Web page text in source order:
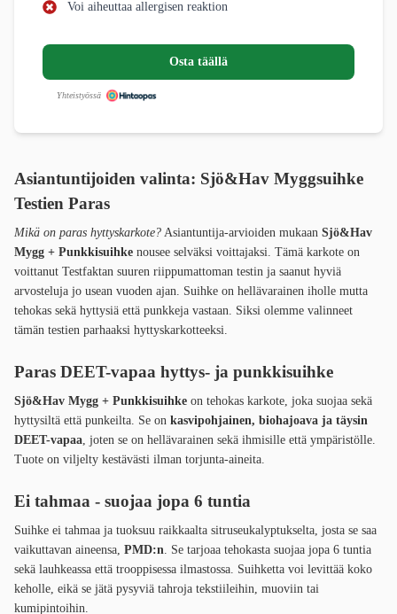
Voi aiheuttaa allergisen reaktion
Osta täällä
Yhteistyössä
Asiantuntijoiden valinta: Sjö&Hav Myggsuihke
Testien Paras
Mikä on paras hyttyskarkote? Asiantuntija-arvioiden mukaan Sjö&Hav
Mygg + Punkkisuihke nousee selväksi voittajaksi. Tämä karkote on
voittanut Testfaktan suuren riippumattoman testin ja saanut hyviä
arvosteluja jo usean vuoden ajan. Suihke on hellävarainen iholle mutta
tehokas sekä hyttysiä että punkkeja vastaan. Siksi olemme valinneet
tämän testien parhaaksi hyttyskarkotteeksi.
Paras DEET-vapaa hyttys- ja punkkisuihke
Sjö&Hav Mygg + Punkkisuihke on tehokas karkote, joka suojaa sekä
hyttysiltä että punkeilta. Se on kasvipohjainen, biohajoava ja täysin
DEET-vapaa, joten se on hellävarainen sekä ihmisille että ympäristölle.
Tuote on viljelty kestävästi ilman torjunta-aineita.
Ei tahmaa - suojaa jopa 6 tuntia
Suihke ei tahmaa ja tuoksuu raikkaalta sitruseukalyptukselta, josta se saa
vaikuttavan aineensa, PMD:n. Se tarjoaa tehokasta suojaa jopa 6 tuntia
sekä lauhkeassa että trooppisessa ilmastossa. Suihketta voi levittää koko
keholle, eikä se jätä pysyviä tahroja tekstiileihin, muoviin tai
kumipintoihin.